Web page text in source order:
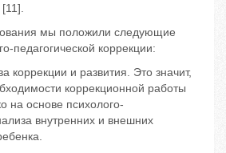
мы положили следующие
педагогической коррекции:
коррекции и развития. Это значит,
коррекционной работы
на основе психолого-
внутренних и внешних